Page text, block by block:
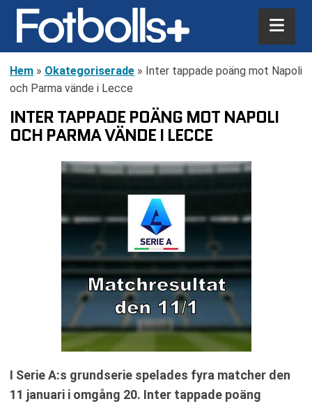
Hem » Okategoriserade » Inter tappade poäng mot Napoli
och Parma vände i Lecce
INTER TAPPADE POÄNG MOT NAPOLI
OCH PARMA VÄNDE I LECCE
I Serie A:s grundserie spelades fyra matcher den
11 januari i omgång 20. Inter tappade poäng